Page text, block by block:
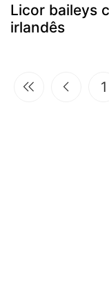
Licor baileys
irlandês
1